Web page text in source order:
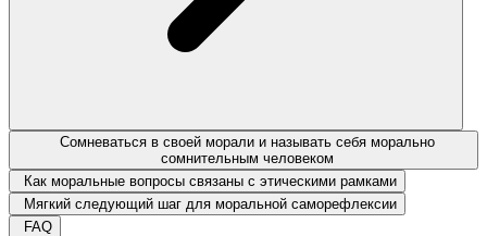
Сомневаться в своей морали и называть себя морально
сомнительным человеком
Как моральные вопросы связаны с этическими рамками
Мягкий следующий шаг для моральной саморефлексии
FAQ